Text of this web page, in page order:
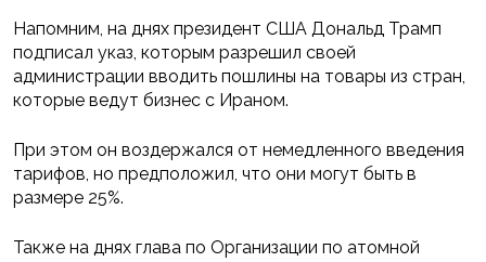
Напомним, на днях президент США Дональд Трамп
подписал указ, которым разрешил своей
администрации вводить пошлины на товары из стран,
которые ведут бизнес с Ираном.
При этом он воздержался от немедленного введения
тарифов, но предположил, что они могут быть в
размере 25%.
Также на днях глава по Организации по атомной